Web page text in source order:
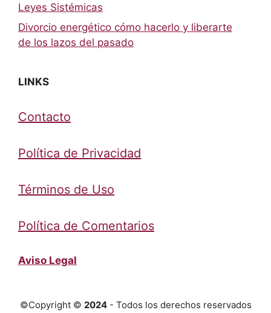
Leyes Sistémicas
Divorcio energético cómo hacerlo y liberarte
de los lazos del pasado
LINKS
Contacto
Política de Privacidad
Términos de Uso
Política de Comentarios
Aviso Legal
©Copyright © 2024- Todos los derechos reservados